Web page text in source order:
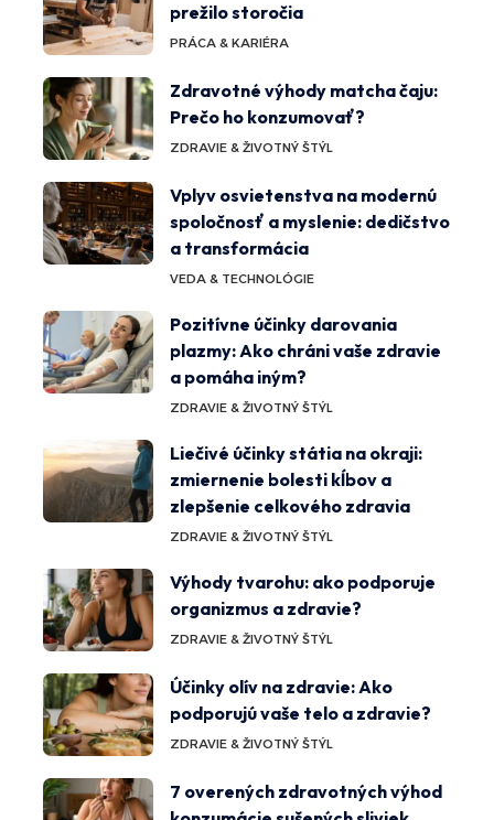
prežilo storočia
PRÁCA & KARIÉRA
Zdravotné výhody matcha čaju:
Prečo ho konzumovať?
ZDRAVIE & ŽIVOTNÝ ŠTÝL
Vplyv osvietenstva na modernú
spoločnosť a myslenie: dedičstvo
a transformácia
VEDA & TECHNOLÓGIE
Pozitívne účinky darovania
plazmy: Ako chráni vaše zdravie
a pomáha iným?
ZDRAVIE & ŽIVOTNÝ ŠTÝL
Liečivé účinky státia na okraji:
zmiernenie bolesti kĺbov a
zlepšenie celkového zdravia
ZDRAVIE & ŽIVOTNÝ ŠTÝL
Výhody tvarohu: ako podporuje
organizmus a zdravie?
ZDRAVIE & ŽIVOTNÝ ŠTÝL
Účinky olív na zdravie: Ako
podporujú vaše telo a zdravie?
ZDRAVIE & ŽIVOTNÝ ŠTÝL
7 overených zdravotných výhod